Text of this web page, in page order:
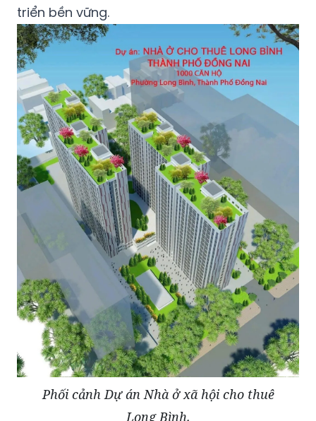
triển bền vững.
Phối cảnh Dự án Nhà ở xã hội cho thuê
Long Bình.